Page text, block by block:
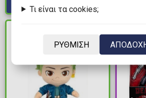
ΔΙΑΘΕΣΙΜΟ
Τι είναι τα cookies;
ΡΥΘΜΙΣΗ